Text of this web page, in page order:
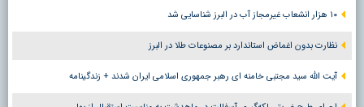
۱۰ هزار انشعاب غیرمجاز آب در البرز شناسایی شد
نظارت بدون اغماض استاندارد بر مصنوعات طلا در البرز
آیت الله سید مجتبی خامنه ای رهبر جمهوری اسلامی ایران شدند + زندگینامه